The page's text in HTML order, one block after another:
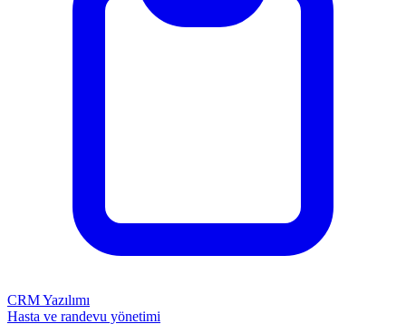
CRM Yazılımı
Hasta ve randevu yönetimi